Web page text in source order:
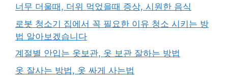
너무 더울때, 더위 먹었을때 증상, 시원한 음식
로봇 청소기 집에서 꼭 필요한 이유 청소 시키는 방
법 알아보겠습니다
계절별 안입는 옷보관, 옷 보관 잘하는 방법
옷 잘사는 방법, 옷 싸게 사는법